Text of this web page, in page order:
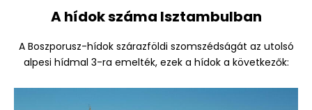
A hídok száma Isztambulban
A Boszporusz-hídok szárazföldi szomszédságát az utolsó
alpesi hídmal 3-ra emelték, ezek a hídok a következők: